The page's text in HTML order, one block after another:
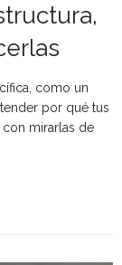
como un
por qué tus
con mirarlas de